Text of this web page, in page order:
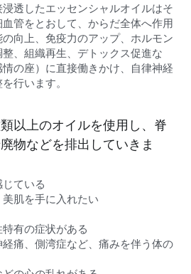
透したエッセンシャルオイルはそ
管をとおして、からだ全体へ作用
向上、免疫力のアップ、ホルモン
、組織再生、デトックス促進な
の座）に直接働きかけ、自律神経
行います。
以上のオイルを使用し、脊
物などを排出していきま
ている
美肌を手に入れたい
有の症状がある
経痛、側湾症など、痛みを伴う体の